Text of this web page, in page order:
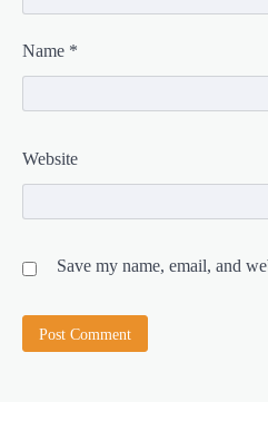
Name *
Website
Save my name, email, and